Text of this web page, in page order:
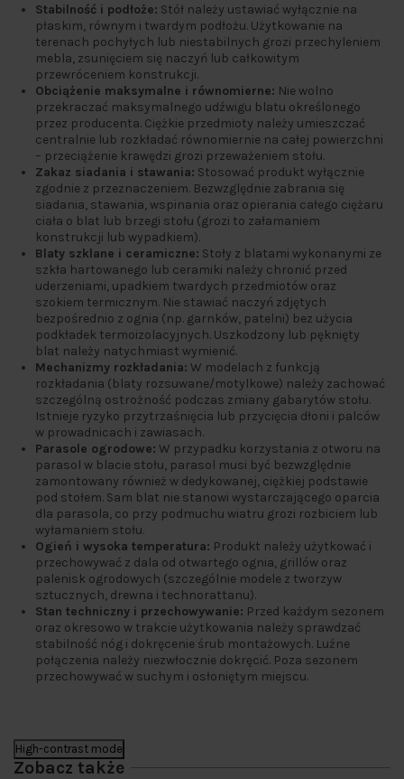
Stabilność i podłoże: Stół należy ustawiać wyłącznie na
płaskim, równym i twardym podłożu. Użytkowanie na
terenach pochyłych lub niestabilnych grozi przechyleniem
mebla, zsunięciem się naczyń lub całkowitym
przewróceniem konstrukcji.
Obciążenie maksymalne i równomierne: Nie wolno
przekraczać maksymalnego udźwigu blatu określonego
przez producenta. Ciężkie przedmioty należy umieszczać
centralnie lub rozkładać równomiernie na całej powierzchni
– przeciążenie krawędzi grozi przeważeniem stołu.
Zakaz siadania i stawania: Stosować produkt wyłącznie
zgodnie z przeznaczeniem. Bezwzględnie zabrania się
siadania, stawania, wspinania oraz opierania całego ciężaru
ciała o blat lub brzegi stołu (grozi to załamaniem
konstrukcji lub wypadkiem).
Blaty szklane i ceramiczne: Stoły z blatami wykonanymi ze
szkła hartowanego lub ceramiki należy chronić przed
uderzeniami, upadkiem twardych przedmiotów oraz
szokiem termicznym. Nie stawiać naczyń zdjętych
bezpośrednio z ognia (np. garnków, patelni) bez użycia
podkładek termoizolacyjnych. Uszkodzony lub pęknięty
blat należy natychmiast wymienić.
Mechanizmy rozkładania: W modelach z funkcją
rozkładania (blaty rozsuwane/motylkowe) należy zachować
szczególną ostrożność podczas zmiany gabarytów stołu.
Istnieje ryzyko przytrzaśnięcia lub przycięcia dłoni i palców
w prowadnicach i zawiasach.
Parasole ogrodowe: W przypadku korzystania z otworu na
parasol w blacie stołu, parasol musi być bezwzględnie
zamontowany również w dedykowanej, ciężkiej podstawie
pod stołem. Sam blat nie stanowi wystarczającego oparcia
dla parasola, co przy podmuchu wiatru grozi rozbiciem lub
wyłamaniem stołu.
Ogień i wysoka temperatura: Produkt należy użytkować i
przechowywać z dala od otwartego ognia, grillów oraz
palenisk ogrodowych (szczególnie modele z tworzyw
sztucznych, drewna i technorattanu).
Stan techniczny i przechowywanie: Przed każdym sezonem
oraz okresowo w trakcie użytkowania należy sprawdzać
stabilność nóg i dokręcenie śrub montażowych. Luźne
połączenia należy niezwłocznie dokręcić. Poza sezonem
przechowywać w suchym i osłoniętym miejscu.
High-contrast mode
Zobacz także